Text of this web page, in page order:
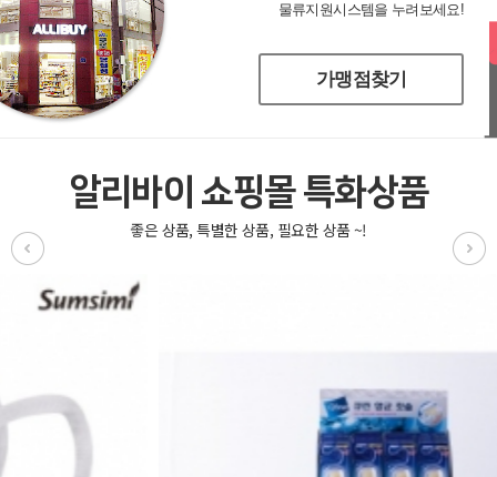
물류지원시스템을 누려보세요!
가맹점찾기
알리바이 쇼핑몰 특화상품